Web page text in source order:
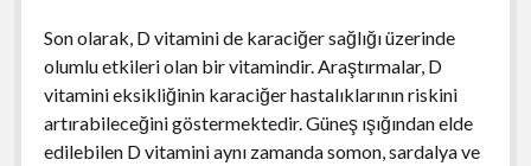
Son olarak, D vitamini de karaciğer sağlığı üzerinde
olumlu etkileri olan bir vitamindir. Araştırmalar, D
vitamini eksikliğinin karaciğer hastalıklarının riskini
artırabileceğini göstermektedir. Güneş ışığından elde
edilebilen D vitamini aynı zamanda somon, sardalya ve